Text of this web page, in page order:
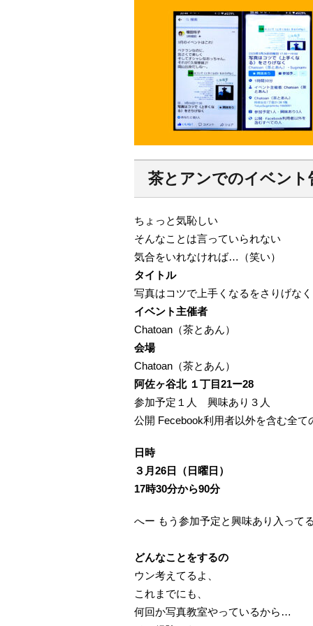
茶とアンでのイベント
ちょっと気恥しい
そんなことは言っていられない
気合をいれなければ…（笑い）
タイトル
写真はコツで上手くなるをさりげなく
イベント主催者
Chatoan（茶とあん）
会場
Chatoan（茶とあん）
阿佐ヶ谷北 １丁目21ー28
参加予定１人 興味あり３人
公開 Fecebook利用者以外を含む全て
日時
３月26日（日曜日）
17時30分から90分
へー もう参加予定と興味あり入って
どんなことをするの
ウン考えてるよ、
これまでにも、
何回か写真教室やっているから…